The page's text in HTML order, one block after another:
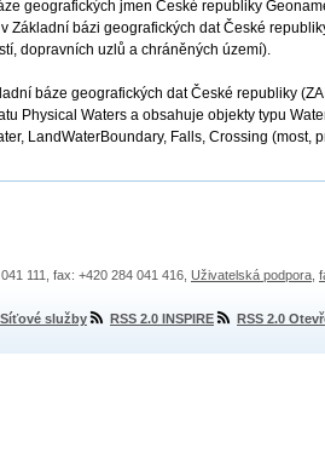
geografických jmen České republiky
Základní bázi geografických dat České
dopravních uzlů a chráněných území).
báze geografických dat České republiky
Physical Waters a obsahuje objekty typu
LandWaterBoundary, Falls, Crossing (most,
111, fax: +420 284 041 416, Uživatelská podpora
Síťové služby RSS 2.0 INSPIRE RSS 2.0